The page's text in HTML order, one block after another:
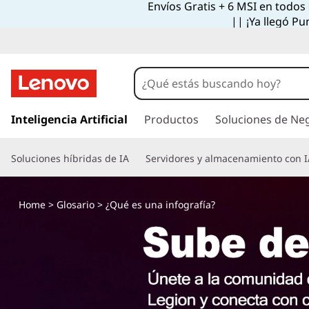
Envíos Gratis + 6 MSI en
|| ¡Ya llegó
r
c
o
Inteligencia Artificial Productos Soluciones de
Soluciones híbridas de IA Servidores y almacenamiento con
Home> Glosario> ¿Qué es una infografía?